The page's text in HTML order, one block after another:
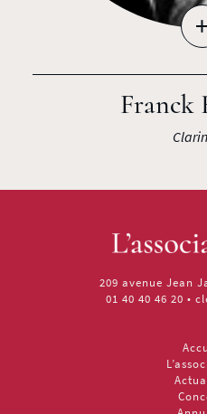
+
Franck
209 avenue Jean
01 40 40 46 20 •